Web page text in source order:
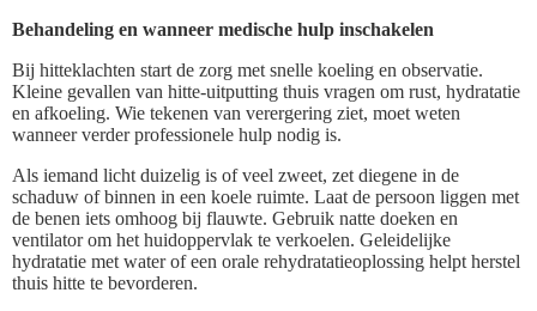
Behandeling en wanneer medische hulp inschakelen
Bij hitteklachten start de zorg met snelle koeling en observatie.
Kleine gevallen van hitte-uitputting thuis vragen om rust, hydratatie
en afkoeling. Wie tekenen van verergering ziet, moet weten
wanneer verder professionele hulp nodig is.
Als iemand licht duizelig is of veel zweet, zet diegene in de
schaduw of binnen in een koele ruimte. Laat de persoon liggen met
de benen iets omhoog bij flauwte. Gebruik natte doeken en
ventilator om het huidoppervlak te verkoelen. Geleidelijke
hydratatie met water of een orale rehydratatieoplossing helpt herstel
thuis hitte te bevorderen.